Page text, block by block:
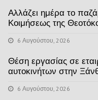
Αλλάζει ημέρα το
Κοιμήσεως της
6 Αυγούστου, 2026
Θέση εργασίας σε
αυτοκινήτων στην
6 Αυγούστου, 2026